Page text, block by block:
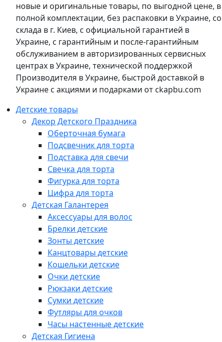
новые и оригинальные товары, по выгодной цене, в
полной комплектации, без распаковки в Украине, со
склада в г. Киев, с официальной гарантией в
Украине, с гарантийным и после-гарантийным
обслуживанием в авторизированных сервисных
центрах в Украине, технической поддержкой
Производителя в Украине, быстрой доставкой в
Украине с акциями и подарками от ckapbu.com
Детские товары
Декор Детского Праздника
Оберточная бумага
Подсвечник для торта
Подставка для свечи
Свечка для торта
Фигурка для торта
Цифра для торта
Детская Галантерея
Аксессуары для волос
Брелки детские
Зонты детские
Канцтовары детские
Кошельки детские
Очки детские
Рюкзаки детские
Сумки детские
Футляры для очков
Часы настенные детские
Детская Гигиена